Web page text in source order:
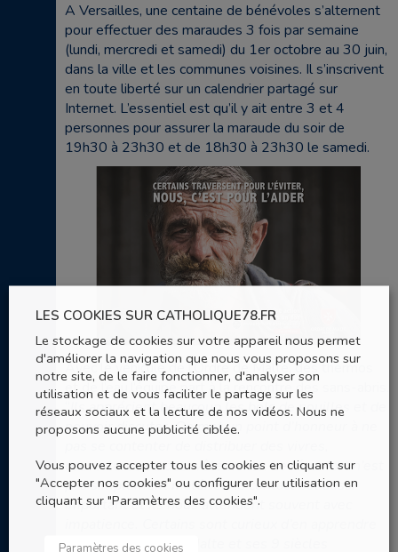
A Versailles, une centaine de bénévoles s’alternent
pour effectuer des maraudes 3 fois par semaine
(lundi, mercredi et samedi) du 1er octobre au 30 juin,
dans la ville et les communes voisines. Il s’inscrivent
en toute liberté sur un calendrier partagé sur
Internet. L’essentiel est qu’il y ait entre 3 et 4
personnes pour assurer la maraude du soir de
19h30 à 23h30 et de 18h30 à 23h30 le samedi.
Avec le véhicule de l’Ordre de Malte, des thermos
et de l’eau,l’équipe part à la rencontre des sans-abris.
“Ils apprécient beaucoup les bols de nouilles et de
pouvoir discuter. On met un point d’honneur à ne
couvertures ou des vêtements. Le réconfort n’est
pas simplement matériel, le contact est aussi
important et ils nous attendent souvent avec
plus sur l’Ordre de Malte et ses 9 siècles
LES COOKIES SUR CATHOLIQUE78.FR
Le stockage de cookies sur votre appareil nous permet
d'améliorer la navigation que nous vous proposons sur
notre site, de le faire fonctionner, d'analyser son
utilisation et de vous faciliter le partage sur les
réseaux sociaux et la lecture de nos vidéos. Nous ne
proposons aucune publicité ciblée.
Vous pouvez accepter tous les cookies en cliquant sur
"Accepter nos cookies" ou configurer leur utilisation en
cliquant sur "Paramètres des cookies".
Paramètres des cookies